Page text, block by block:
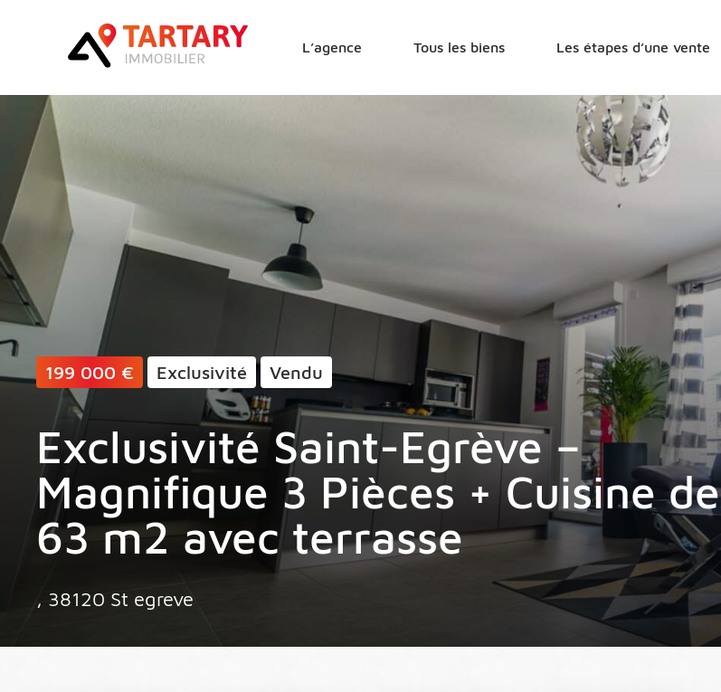
L’agence
Tous les biens Les étapes d’une vente
199 000 € Exclusivité Vendu
Exclusivité Saint-Egrève –
Magnifique 3 Pièces + Cuisine de
63 m2 avec terrasse
, 38120 St egreve